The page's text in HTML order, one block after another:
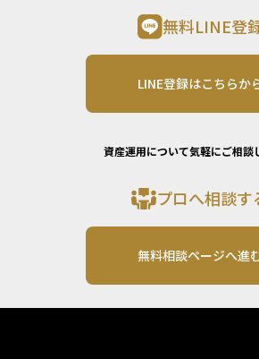
無料LINE登
LINE登録はこちらか
資産運用について気軽にご相談
プロへ相談す
無料相談ページへ進